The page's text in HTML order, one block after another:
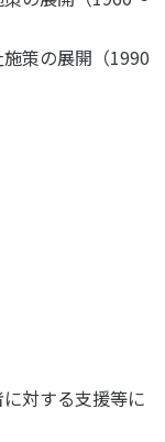
策の展開（1990
対する支援等に